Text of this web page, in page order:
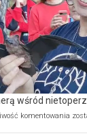
wśród
komentowania